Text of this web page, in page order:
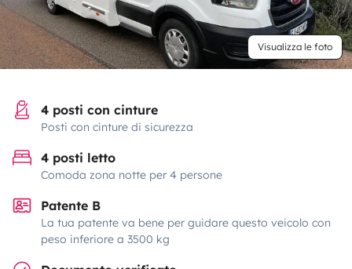
Visualizza le foto
4 posti con cinture
Posti con cinture di sicurezza
4 posti letto
Comoda zona notte per 4 persone
Patente B
La tua patente va bene per guidare questo veicolo con
peso inferiore a 3500 kg